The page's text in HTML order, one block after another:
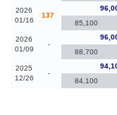
2026
01/16
137
85,100
2026
01/09
-
88,700
2025
12/26
-
84,100